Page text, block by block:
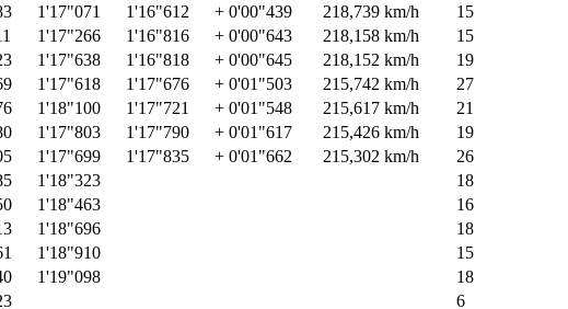
1'17"071 1'16"612 + 0'00"439 218,739 km/h
15
1'17"266 1'16"816 + 0'00"643 218,158 km/h
15
1'17"638 1'16"818 + 0'00"645 218,152 km/h
19
1'17"618 1'17"676 + 0'01"503 215,742 km/h
27
1'18"100 1'17"721 + 0'01"548 215,617 km/h
21
1'17"803 1'17"790 + 0'01"617 215,426 km/h
19
1'17"699 1'17"835 + 0'01"662 215,302 km/h
26
1'18"323
18
1'18"463
16
1'18"696
18
1'18"910
15
1'19"098
18
6